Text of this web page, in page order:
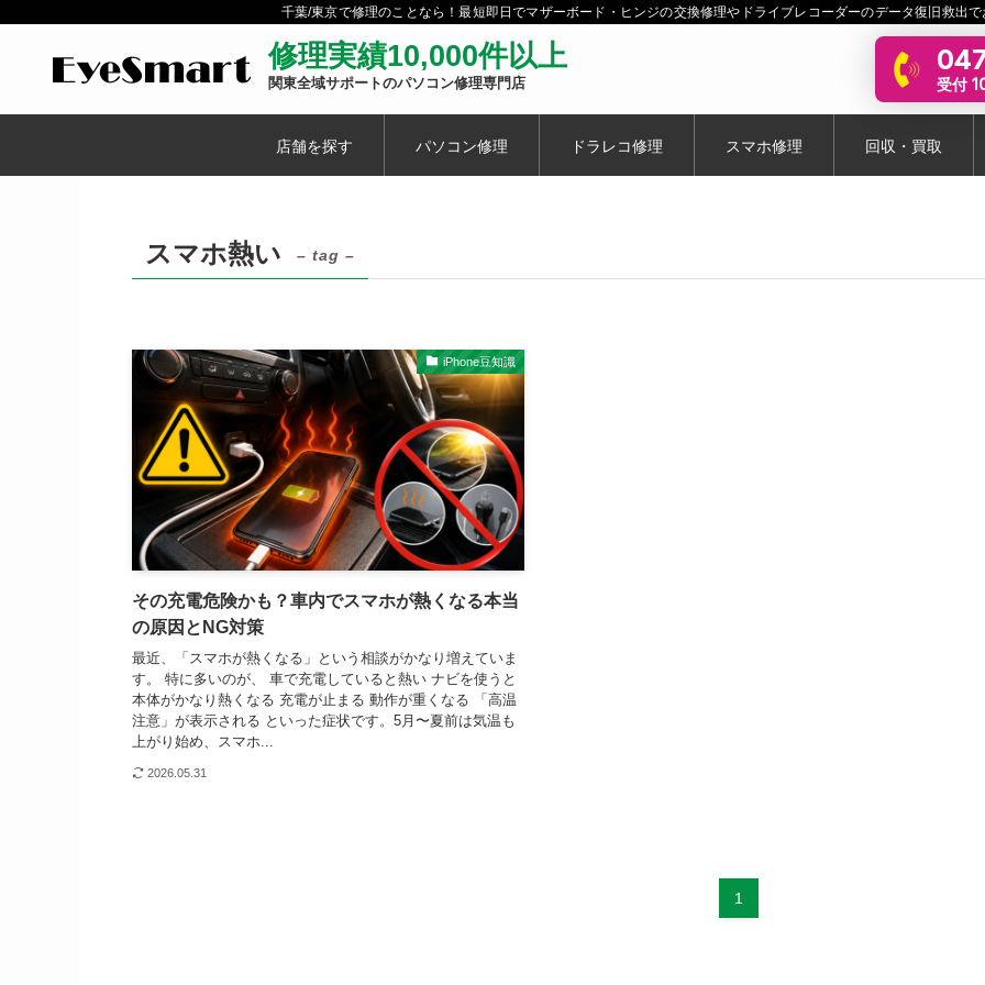
千葉/東京で修理のことなら！最短即日でマザーボード・ヒンジの交換修理やドライブレコーダーのデータ復旧救出で
修理実績10,000件以上
関東全域サポートのパソコン修理専門店 受付
店舗を探す パソコン修理 ドラレコ修理 スマホ修理 回収・買取
スマホ熱い – tag –
iPhone豆知識
その充電危険かも？車内でスマホが熱くなる本当
の原因とNG対策
最近、「スマホが熱くなる」という相談がかなり増えていま
す。 特に多いのが、 車で充電していると熱い ナビを使うと
本体がかなり熱くなる 充電が止まる 動作が重くなる 「高温
注意」が表示される といった症状です。5月〜夏前は気温も
上がり始め、スマホ...
2026.05.31
1